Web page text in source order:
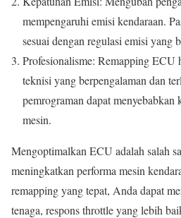
mempengaruhi emisi kendaraan.
sesuai dengan regulasi emisi
Profesionalisme: Remapping ECU
teknisi yang berpengalaman dan
pemrograman dapat menyebabkan
mesin.
Mengoptimalkan ECU adalah salah
meningkatkan performa mesin
remapping yang tepat, Anda dapat
tenaga, respons throttle yang lebih